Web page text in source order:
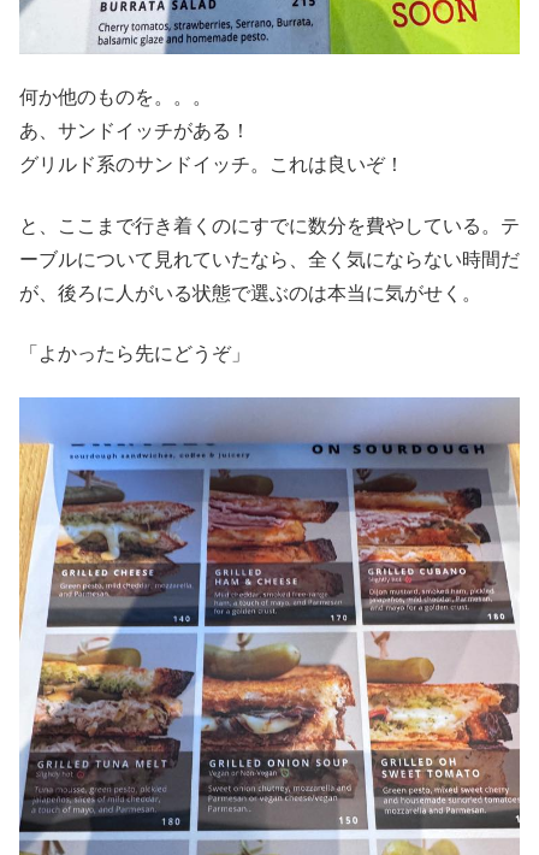
何か他のものを。。。
あ、サンドイッチがある！
グリルド系のサンドイッチ。これは良いぞ！
と、ここまで行き着くのにすでに数分を費やしている。テ
ーブルについて見れていたなら、全く気にならない時間だ
が、後ろに人がいる状態で選ぶのは本当に気がせく。
「よかったら先にどうぞ」